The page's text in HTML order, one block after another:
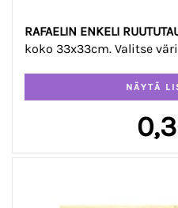
RAFAELIN ENKELI
koko 33x33cm. Valitse